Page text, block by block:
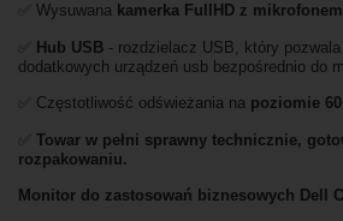
✅ Wysuwana kamerka FullHD z mikrofonem
Hub USB - rozdzielacz USB, który pozwala
dodatkowych urządzeń usb bezpośrednio do
✅ Częstotliwość odświeżania na poziomie
Towar w pełni sprawny technicznie,
rozpakowaniu.
Monitor do zastosowań biznesowych Dell